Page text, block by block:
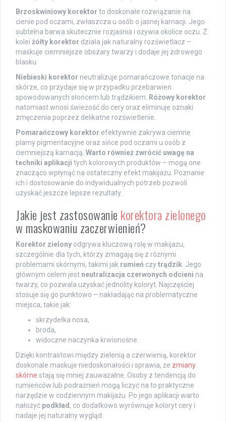
Brzoskwiniowy korektor to doskonałe rozwiązanie na
cienie pod oczami, zwłaszcza u osób o jasnej karnacji. Jego
subtelna barwa skutecznie rozjaśnia i ożywia okolice oczu. Z
kolei żółty korektor działa jak naturalny rozświetlacz –
maskuje ciemniejsze obszary twarzy i dodaje jej zdrowego
blasku.
Niebieski korektor neutralizuje pomarańczowe tonacje na
skórze, co przydaje się w przypadku przebarwień
spowodowanych słońcem lub trądzikiem.
Różowy korektor
natomiast wnosi świeżość do cery oraz eliminuje oznaki
zmęczenia poprzez delikatne rozświetlenie.
Pomarańczowy korektor efektywnie zakrywa ciemne
plamy pigmentacyjne oraz sińce pod oczami u osób z
ciemniejszą karnacją. Warto również zwrócić uwagę na
techniki aplikacji tych kolorowych produktów – mogą one
znacząco wpłynąć na ostateczny efekt makijażu. Poznanie
ich i dostosowanie do indywidualnych potrzeb pozwoli
uzyskać jeszcze lepsze rezultaty.
Jakie jest zastosowanie korektora zielonego
w maskowaniu zaczerwienień?
Korektor zielony odgrywa kluczową rolę w makijażu,
szczególnie dla tych, którzy zmagają się z różnymi
problemami skórnymi, takimi jak rumień czytrądzik . Jego
głównym celem jest neutralizacja czerwonych odcieni na
twarzy, co pozwala uzyskać jednolity koloryt. Najczęściej
stosuje się go punktowo – nakładając na problematyczne
miejsca, takie jak:
skrzydełka nosa,
broda,
widoczne naczynka krwionośne.
Dzięki kontrastowi między zielenią a czerwienią, korektor
doskonale maskuje niedoskonałości i sprawia, że zmiany
skórne stają się mniej zauważalne. Osoby z tendencją do
rumieńców lub podrażnień mogą liczyć na to praktyczne
narzędzie w codziennym makijażu. Po jego aplikacji warto
nałożyć podkład , co dodatkowo wyrównuje koloryt cery i
nadaje jej naturalny wygląd.